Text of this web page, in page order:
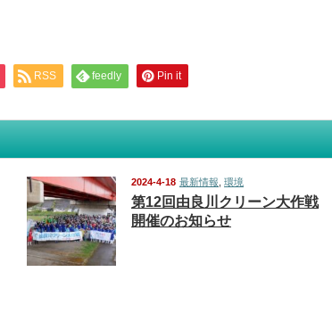
RSS feedly Pin it
2024-4-18 最新情報 環境
第12回由良川クリーン大作戦
開催のお知らせ